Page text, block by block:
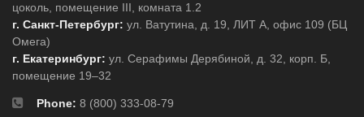
цоколь, помещение III, комната 1.2
г. Санкт-Петербург: ул. Ватутина, д. 19, ЛИТ А, офис 109 (БЦ
Омега)
г. Екатеринбург: ул. Серафимы Дерябиной, д. 32, корп. Б,
помещение 19–32
Phone: 8 (800) 333-08-79